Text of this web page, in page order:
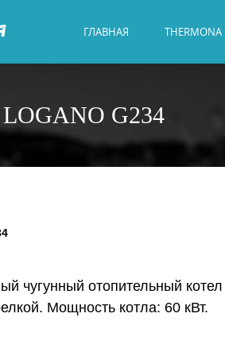
ГЛАВНАЯ THERMONA
G234
чугунный отопительный
Мощность котла: 60 кВт.